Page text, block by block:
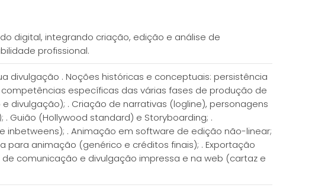
digital, integrando criação, edição e análise de
profissional.
sua divulgação . Noções históricas e conceptuais: persistência
específicas das várias fases de produção de
. Criação de narrativas (logline), personagens
Guião (Hollywood standard) e Storyboarding; .
inbetweens); . Animação em software de edição não-linear;
para animação (genérico e créditos finais); . Exportação
comunicação e divulgação impressa e na web (cartaz e